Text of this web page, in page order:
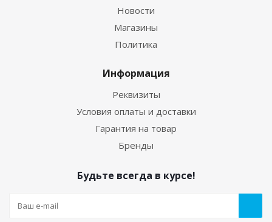
Новости
Магазины
Политика
Информация
Реквизиты
Условия оплаты и доставки
Гарантия на товар
Бренды
Будьте всегда в курсе!